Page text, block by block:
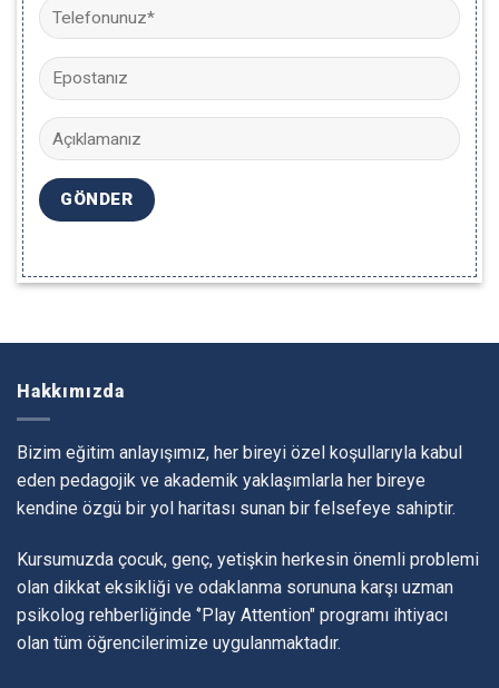
Hakkımızda
Bizim eğitim anlayışımız, her bireyi özel koşullarıyla kabul
eden pedagojik ve akademik yaklaşımlarla her bireye
kendine özgü bir yol haritası sunan bir felsefeye sahiptir.
Kursumuzda çocuk, genç, yetişkin herkesin önemli problemi
olan dikkat eksikliği ve odaklanma sorununa karşı uzman
psikolog rehberliğinde ‘’Play Attention" programı ihtiyacı
olan tüm öğrencilerimize uygulanmaktadır.